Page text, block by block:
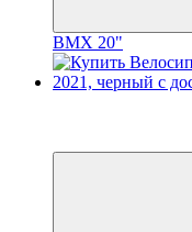
BMX 20"